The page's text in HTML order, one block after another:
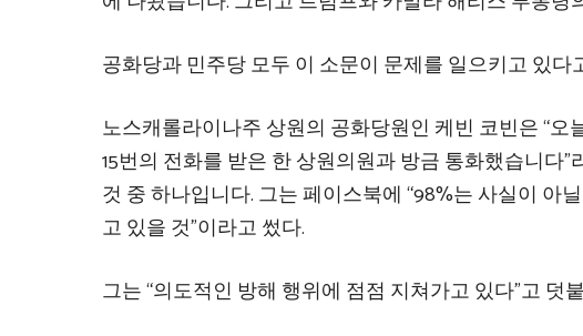
공화당과 민주당 모두 이 소문이 문제를 일으키고 있다
노스캐롤라이나주 상원의 공화당원인 케빈 코빈은 “오
15번의 전화를 받은 한 상원의원과 방금 통화했습니다
것 중 하나입니다. 그는 페이스북에 “98%는 사실이 아
고 있을 것”이라고 썼다.
그는 “의도적인 방해 행위에 점점 지쳐가고 있다”고 덧